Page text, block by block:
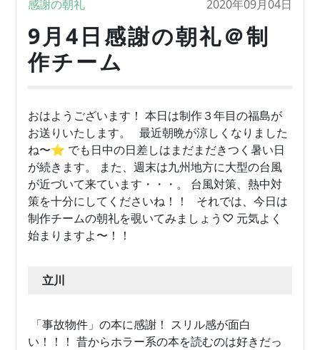
感謝の朝礼 2020年09月04日
9月4日感謝の朝礼＠制
作チーム
おはようございます！ 本日は制作３年目の福島が
お送りいたします。 最近朝晩が涼しくなりました
ね〜⭐️ でも日中の日差しはまだまだきつく暑い日
が続きます。 また、週末は九州地方に大型の台風
が近づいて来ています・・・。 台風対策、熱中対
策を十分にしてくださいね！！ それでは、今日は
制作チームの朝礼を覗いてみましょう♡ 元気よく
始まりますよ〜！！
立川
「事故物件」の本に感謝！ スリル感が面白
い！！！ 昔からホラー系の本を読むのは好きだっ